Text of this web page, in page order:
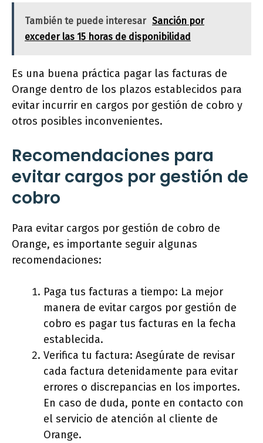
También te puede interesar Sanción por
exceder las 15 horas de disponibilidad
Es una buena práctica pagar las facturas de
Orange dentro de los plazos establecidos para
evitar incurrir en cargos por gestión de cobro y
otros posibles inconvenientes.
Recomendaciones para
evitar cargos por gestión de
cobro
Para evitar cargos por gestión de cobro de
Orange, es importante seguir algunas
recomendaciones:
Paga tus facturas a tiempo: La mejor
manera de evitar cargos por gestión de
cobro es pagar tus facturas en la fecha
establecida.
Verifica tu factura: Asegúrate de revisar
cada factura detenidamente para evitar
errores o discrepancias en los importes.
En caso de duda, ponte en contacto con
el servicio de atención al cliente de
Orange.